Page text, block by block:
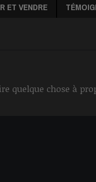
ET VENDRE
quelque chose à